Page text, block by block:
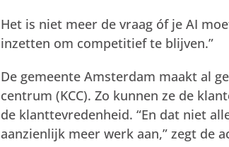
Het is niet meer de vraag óf je AI
inzetten om competitief te blijven.”
De gemeente Amsterdam maakt al
centrum (KCC). Zo kunnen ze de
de klanttevredenheid. “En dat niet
aanzienlijk meer werk aan,” zegt de